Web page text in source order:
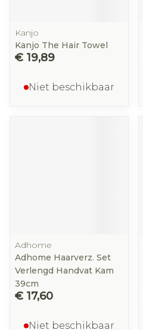
Kanjo
Kanjo The Hair Towel
€ 19,89
Niet beschikbaar
Adhome
Adhome Haarverz. Set
Verlengd Handvat Kam
39cm
€ 17,60
Niet beschikbaar